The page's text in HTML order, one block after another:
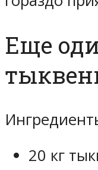
Еще
20 кг